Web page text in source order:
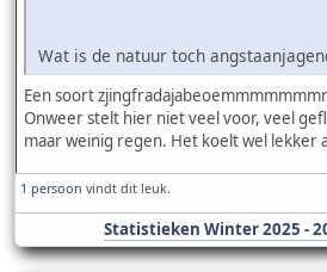
Wat is de natuur toch
Een soort
Onweer stelt hier niet veel voor, veel
maarweinig regen. Het koelt wel lekker
1 persoon vindt dit leuk.
Statistieken Winter 2025 -